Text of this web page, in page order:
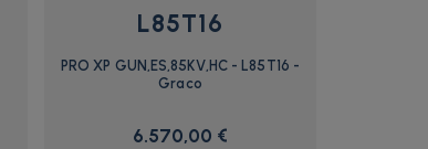
L85T16
PRO XP GUN,ES,85KV,HC - L85T16 -
Graco
6.570,00 €